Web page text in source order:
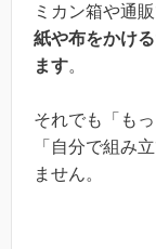
ミカン箱や通
紙や布をかけ
ます。
それでも「も
「自分で組み
ません。